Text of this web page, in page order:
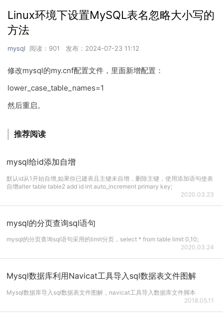
Linux环境下设置MySQL表名忽略大小写的
方法
mysql 阅读：901 发布：2024-07-23 11:12
修改mysql的my.cnf配置文件，里面新增配置：
lower_case_table_names=1
然后重启。
推荐阅读
mysql给id添加自增
默认id从1开始自增,如果你已建表且主键未自增，删除主键，使用添加语句使表
自增alter table table2 add id int auto_increment primary key;
2020.03.23
mysql的分页查询sql语句
mysql的分页查询sql语句采用的limit分页，select * from table limit 0,10;
2020.03.24
Mysql数据库利用Navicat工具导入sql数据表文件图解
Mysql数据库导入sql数据表文件图解，navicat工具导入数据库文件脚本
2018.05.11